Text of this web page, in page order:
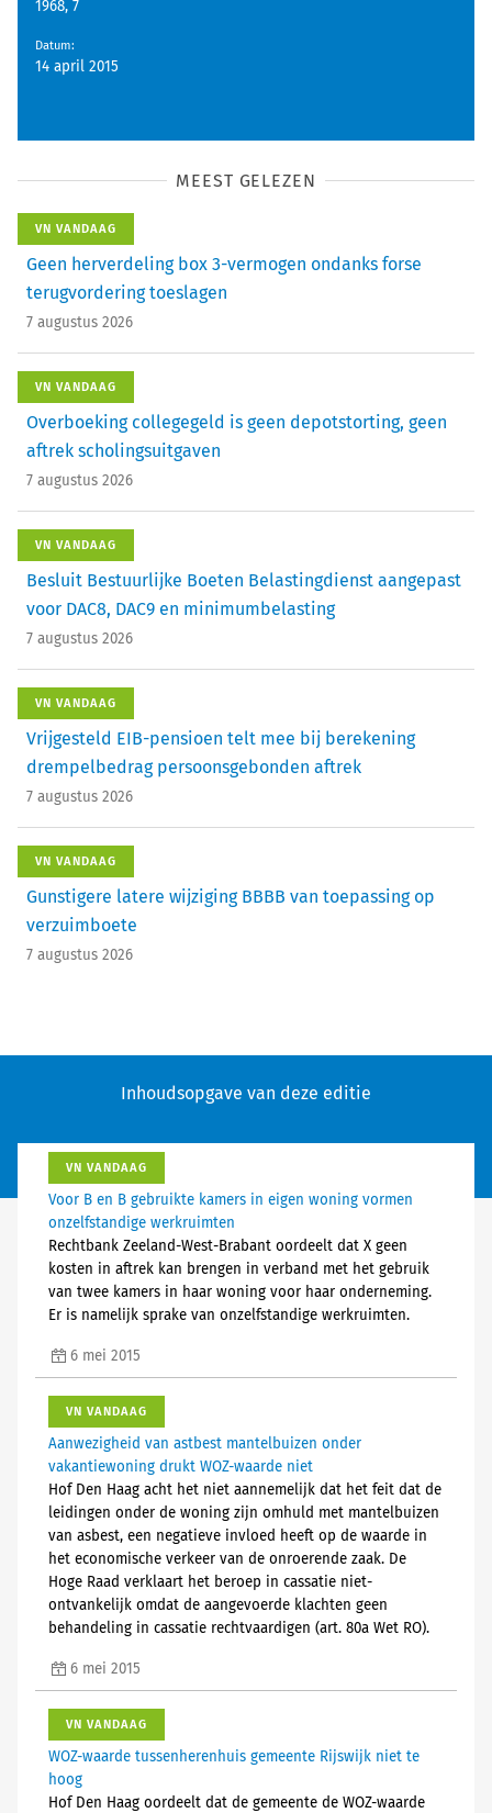
1968, 7
Datum:
14 april 2015
MEEST GELEZEN
VN VANDAAG
Geen herverdeling box 3-vermogen ondanks forse
terugvordering toeslagen
7 augustus 2026
VN VANDAAG
Overboeking collegegeld is geen depotstorting, geen
aftrek scholingsuitgaven
7 augustus 2026
VN VANDAAG
Besluit Bestuurlijke Boeten Belastingdienst aangepast
voor DAC8, DAC9 en minimumbelasting
7 augustus 2026
VN VANDAAG
Vrijgesteld EIB-pensioen telt mee bij berekening
drempelbedrag persoonsgebonden aftrek
7 augustus 2026
VN VANDAAG
Gunstigere latere wijziging BBBB van toepassing op
verzuimboete
7 augustus 2026
Inhoudsopgave van deze editie
VN VANDAAG
Voor B en B gebruikte kamers in eigen woning vormen
onzelfstandige werkruimten
Rechtbank Zeeland-West-Brabant oordeelt dat X geen
kosten in aftrek kan brengen in verband met het gebruik
van twee kamers in haar woning voor haar onderneming.
Er is namelijk sprake van onzelfstandige werkruimten.
6 mei 2015
VN VANDAAG
Aanwezigheid van astbest mantelbuizen onder
vakantiewoning drukt WOZ-waarde niet
Hof Den Haag acht het niet aannemelijk dat het feit dat de
leidingen onder de woning zijn omhuld met mantelbuizen
van asbest, een negatieve invloed heeft op de waarde in
het economische verkeer van de onroerende zaak. De
Hoge Raad verklaart het beroep in cassatie niet-
ontvankelijk omdat de aangevoerde klachten geen
behandeling in cassatie rechtvaardigen (art. 80a Wet RO).
6 mei 2015
VN VANDAAG
WOZ-waarde tussenherenhuis gemeente Rijswijk niet te
hoog
Hof Den Haag oordeelt dat de gemeente de WOZ-waarde